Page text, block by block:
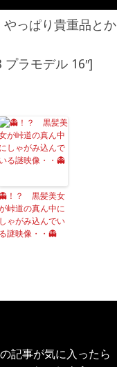
っぱり貴重品とか
プラモデル 16″]
！？ 黒髪美女
峠道の真ん中に
しゃがみ込んでい
る謎映像・・👻
記事が気に入ったら